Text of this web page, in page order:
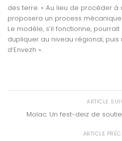
des terre. « Au lieu de procéder
proposera un process
Le modèle, s’il fonctionne,
dupliquer au niveau régional, puis
d’Envezh ».
ARTICLE
Molac. Un fest-deiz de
ARTICLE